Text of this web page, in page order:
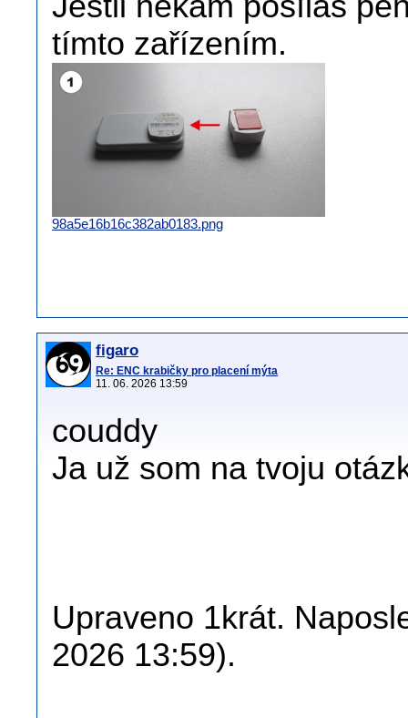
tímto zařízením.
98a5e16b16c382ab0183.png
figaro
Re: ENC krabičky pro placení mýta
11. 06. 2026 13:59
couddy
Ja už som na tvoju
Upraveno 1krát.
2026 13:59).